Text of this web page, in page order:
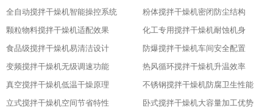
全自动搅拌干燥机智能操控系统
粉体搅拌干燥机密闭防尘结构
颗粒物料搅拌干燥机适配效果
化工专用搅拌干燥机耐蚀机身
食品级搅拌干燥机易清洁设计
防爆搅拌干燥机车间安全配置
变频搅拌干燥机无级调速功能
热风循环搅拌干燥机升温效率
真空搅拌干燥机低温干燥原理
不锈钢搅拌干燥机防腐卫生性能
立式搅拌干燥机空间节省特性
卧式搅拌干燥机大容量加工优势